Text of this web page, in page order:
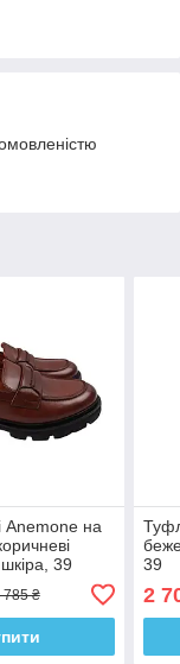
Anemone на
39
785 ₴
39
2